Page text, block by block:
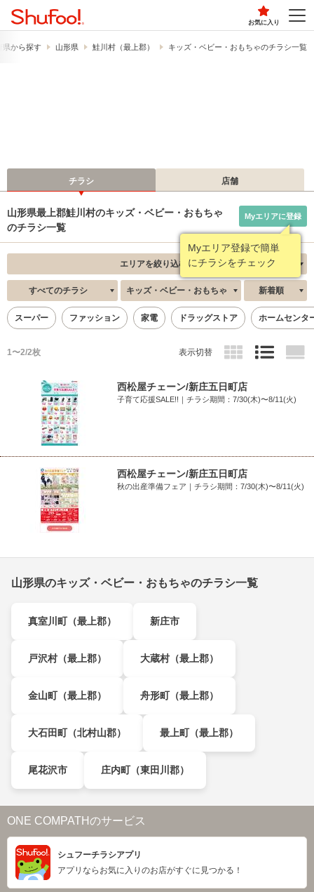
お気に入り
県から探す 山形県 鮭川村（最上郡） キッズ・ベビー・おもちゃのチラシ一覧
チラシ 店舗
山形県最上郡鮭川村のキッズ・ベビー・おもちゃ
のチラシ一覧
Myエリア登録で簡単
にチラシをチェック
Myエリアに登録
エリアを絞り込む
すべてのチラシ キッズ・ベビー・おもちゃ 新着順
スーパー ファッション 家電 ドラッグストア ホームセンタ
1〜2/2枚 表示切替
西松屋チェーン/新庄五日町店
子育て応援SALE!!｜チラシ期間：7/30(木)〜8/11(火)
西松屋チェーン/新庄五日町店
秋の出産準備フェア｜チラシ期間：7/30(木)〜8/11(火)
山形県のキッズ・ベビー・おもちゃのチラシ一覧
真室川町（最上郡） 新庄市
戸沢村（最上郡） 大蔵村（最上郡）
金山町（最上郡） 舟形町（最上郡）
大石田町（北村山郡） 最上町（最上郡）
尾花沢市 庄内町（東田川郡）
ONE COMPATHのサービス
シュフーチラシアプリ
アプリならお気に入りのお店がすぐに見つかる！